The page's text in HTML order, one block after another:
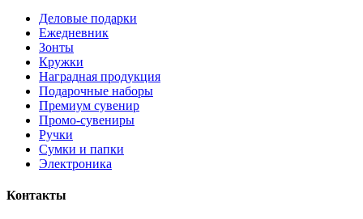
Деловые подарки
Ежедневник
Зонты
Кружки
Наградная продукция
Подарочные наборы
Премиум сувенир
Промо-сувениры
Ручки
Сумки и папки
Электроника
Контакты